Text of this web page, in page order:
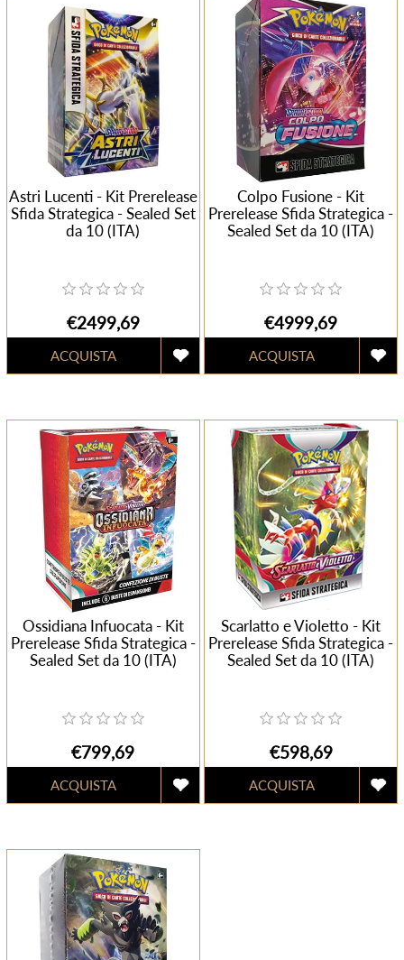
Astri Lucenti - Kit Prerelease
Sfida Strategica - Sealed Set
da 10 (ITA)
€2499,69
Colpo Fusione - Kit
Prerelease Sfida Strategica -
Sealed Set da 10 (ITA)
€4999,69
Ossidiana Infuocata - Kit
Prerelease Sfida Strategica -
Sealed Set da 10 (ITA)
€799,69
Scarlatto e Violetto - Kit
Prerelease Sfida Strategica -
Sealed Set da 10 (ITA)
€598,69